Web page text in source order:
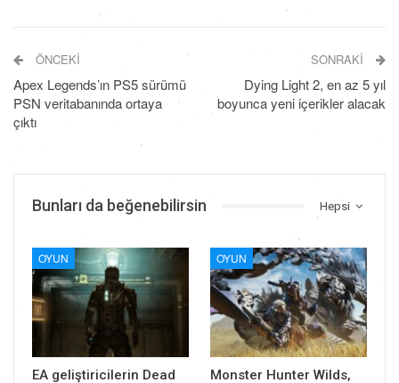
ÖNCEKI
Apex Legends’ın PS5 sürümü
PSN veritabanında ortaya
çıktı
SONRAKI
Dying Light 2, en az 5 yıl
boyunca yeni içerikler alacak
Hepsi
Bunları da beğenebilirsin
OYUN
EA geliştiricilerin Dead
OYUN
Monster Hunter Wilds,